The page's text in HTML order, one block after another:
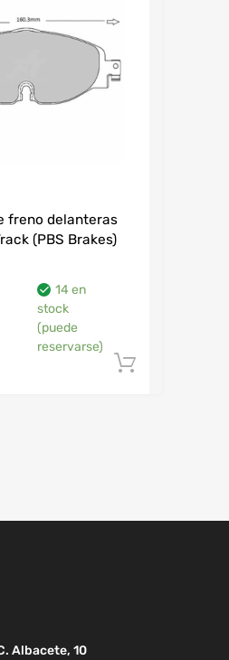
freno delanteras
(PBS Brakes)
14 en
stock
(puede
reservarse)
Albacete, 10